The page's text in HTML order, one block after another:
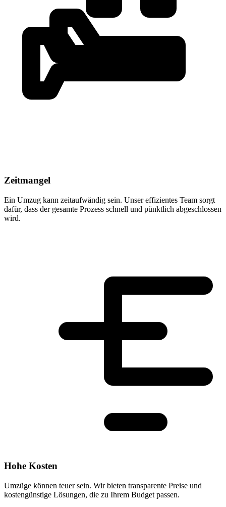
Zeitmangel
Ein Umzug kann zeitaufwändig sein. Unser effizientes Team sorgt
dafür, dass der gesamte Prozess schnell und pünktlich abgeschlossen
wird.
Hohe Kosten
Umzüge können teuer sein. Wir bieten transparente Preise und
kostengünstige Lösungen, die zu Ihrem Budget passen.